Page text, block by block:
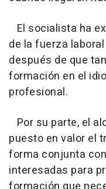
El socialista ha
de la fuerza
después de que
formación en el
profesional.
Por su parte, el
puesto en valor el
forma conjunta
interesadas para